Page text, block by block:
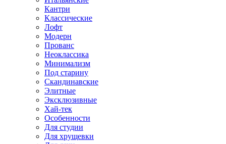
Кантри
Классические
Лофт
Модерн
Прованс
Неоклассика
Минимализм
Под старину
Скандинавские
Элитные
Эксклюзивные
Хай-тек
Особенности
Для студии
Для хрущевки